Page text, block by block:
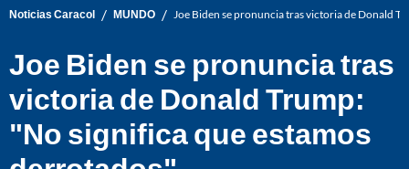
Noticias Caracol / MUNDO / Joe Biden se pronuncia tras victoria de Donald
Joe Biden se pronuncia tras
victoria de Donald Trump:
"No significa que estamos